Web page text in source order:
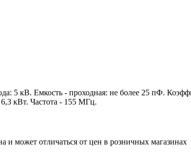
5 кВ. Емкость - проходная: не более 25 пФ.
кВт. Частота - 155 МГц.
и может отличаться от цен в розничных магазинах